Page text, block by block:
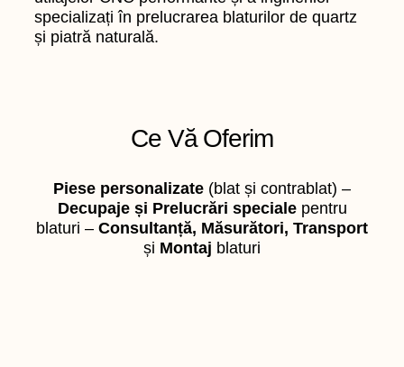
specializați în prelucrarea blaturilor de quartz
și piatră naturală.
Ce Vă Oferim
Piese personalizate (blat și contrablat) –
Decupaje și Prelucrări specialepentru
blaturi – Consultanță, Măsurători, Transport
și Montaj blaturi